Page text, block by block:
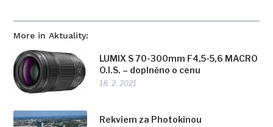
More in Aktuality:
LUMIX S 70-300mm F4,5-5,6 MACRO
O.I.S. – doplněno o cenu
18. 2. 2021
Rekviem za Photokinou